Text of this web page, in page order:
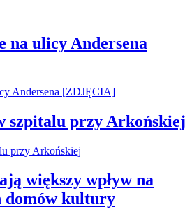
na ulicy Andersena
szpitalu przy Arkońskiej
większy wpływ na
domów kultury